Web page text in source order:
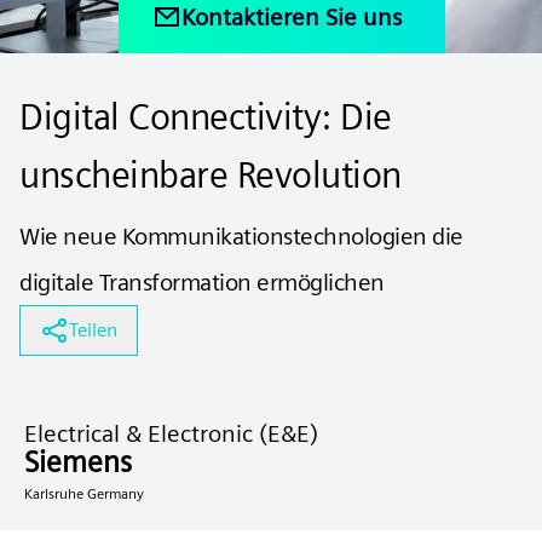
Kontaktieren Sie uns
Digital Connectivity: Die
unscheinbare Revolution
Wie neue Kommunikationstechnologien die
digitale Transformation ermöglichen
Teilen
Electrical & Electronic (E&E)
Siemens
Karlsruhe Germany